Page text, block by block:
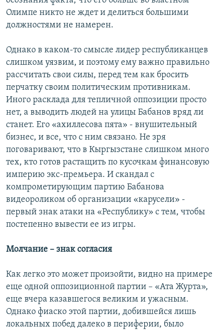
Олимпе никто не ждет и делиться большими
должностями не намерен.
Однако в каком-то смысле лидер республиканцев
слишком уязвим, и поэтому ему важно правильно
рассчитать свои силы, перед тем как бросить
перчатку своим политическим противникам.
Иного расклада для тепличной оппозиции просто
нет, а выводить людей на улицы Бабанов вряд ли
станет. Его «ахиллесова пята» - внушительный
бизнес, и все, что с ним связано. Не зря
поговаривают, что в Кыргызстане слишком много
тех, кто готов растащить по кусочкам финансовую
империю экс-премьера. И скандал с
компрометирующим партию Бабанова
видеороликом об организации «карусели» -
первый знак атаки на «Республику» с тем, чтобы
постепенно вывести ее из игры.
Молчание – знак согласия
Как легко это может произойти, видно на примере
еще одной оппозиционной партии – «Ата Журта»,
еще вчера казавшегося великим и ужасным.
Однако фиаско этой партии, добившейся лишь
локальных побед далеко в периферии, было